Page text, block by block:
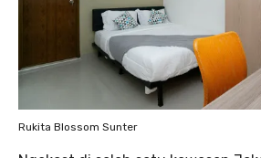
Rukita Blossom Sunter